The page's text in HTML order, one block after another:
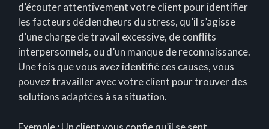
d’écouter attentivement votre client pour identifier
les facteurs déclencheurs du stress, qu’il s’agisse
d’une charge de travail excessive, de conflits
interpersonnels, ou d’un manque de reconnaissance.
Une fois que vous avez identifié ces causes, vous
pouvez travailler avec votre client pour trouver des
solutions adaptées à sa situation.